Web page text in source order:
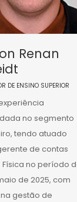
Renan
DE ENSINO SUPERIOR
no segmento
tendo atuado
de contas
Física no período
de 2025, com
gestão de